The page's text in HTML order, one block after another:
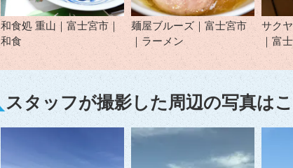
和食処 重山｜富士宮市｜
和食
麺屋ブルーズ｜富士宮市
｜ラーメン
サク
｜富
スタッフが撮影した周辺の写真は